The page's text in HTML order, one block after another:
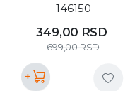
146150
349,00 RSD
699,00RSD
+